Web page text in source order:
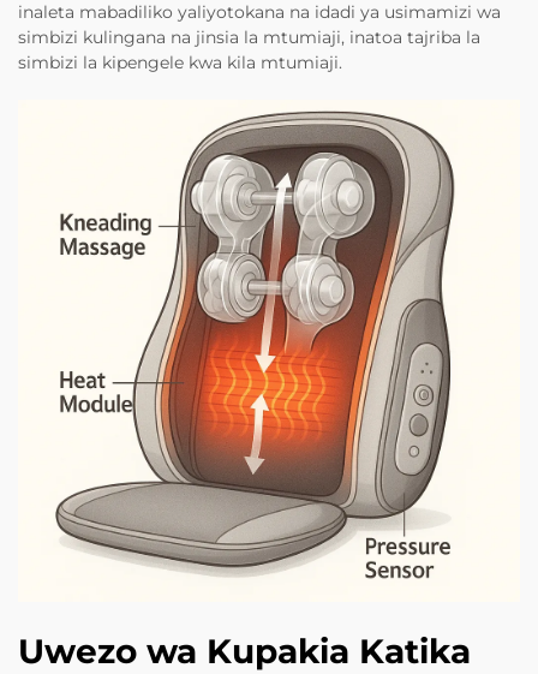
inaleta mabadiliko yaliyotokana na idadi ya usimamizi wa
simbizi kulingana na jinsia la mtumiaji, inatoa tajriba la
simbizi la kipengele kwa kila mtumiaji.
Uwezo wa Kupakia Katika